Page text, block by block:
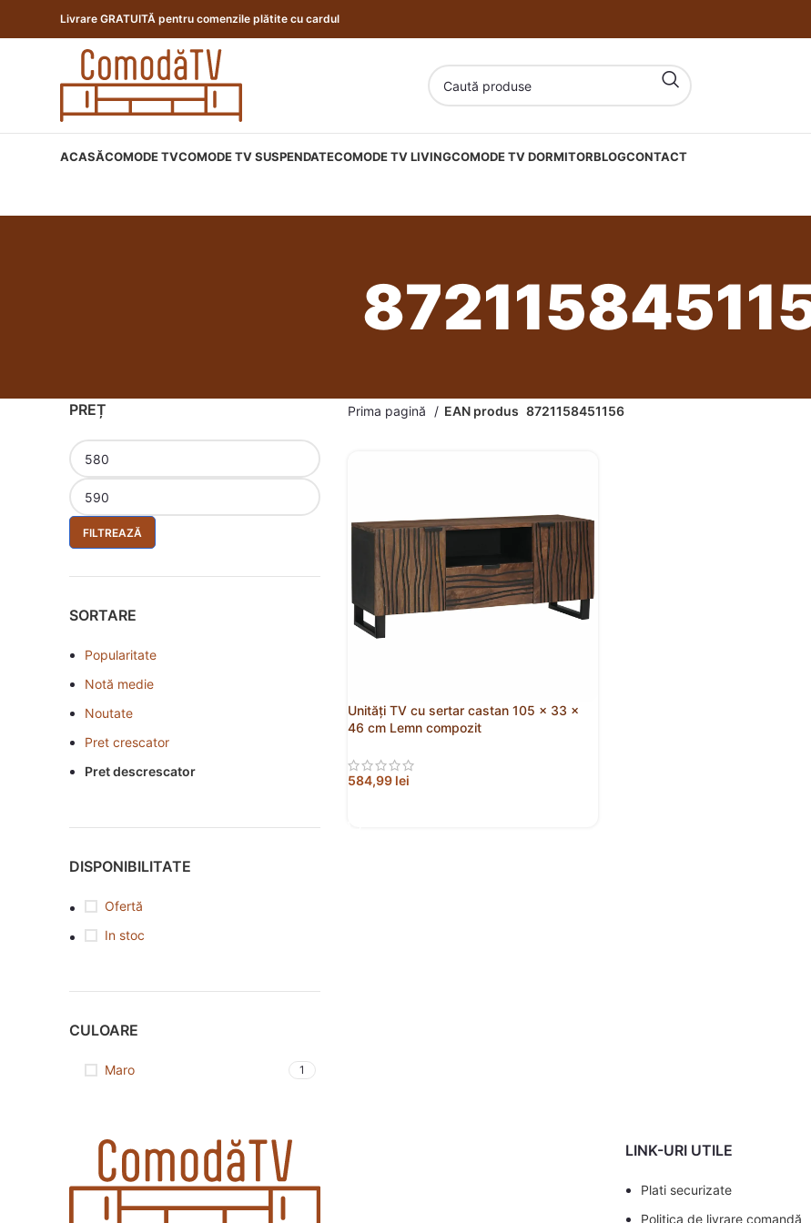
Livrare GRATUITĂ pentru comenzile plătite cu cardul
ACASĂCOMODE TVCOMODE TV SUSPENDATECOMODE TV LIVINGCOMODE TV DORMITORBLOGCONTACT
PREȚ
FILTREAZĂ
SORTARE
Popularitate
Notă medie
Noutate
Pret crescator
Pret descrescator
DISPONIBILITATE
Ofertă
In stoc
CULOARE
Maro 1
Prima pagină EAN produs 8721158451156
Unități TV cu sertar castan 105 x 33 x
46 cm Lemn compozit
584,99 lei
LINK-URI UTILE
Plati securizate
Politica de livrare comandă